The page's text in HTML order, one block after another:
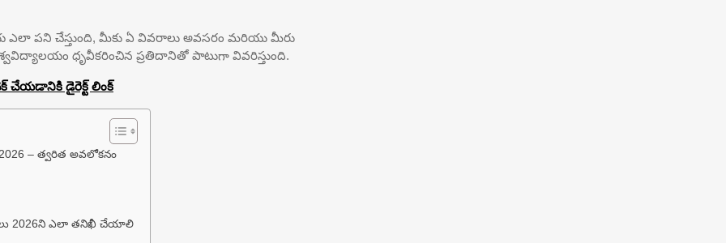
పని చేస్తుంది, మీకు ఏ వివరాలు అవసరం మరియు మీరు
ధృవీకరించిన ప్రతిదానితో పాటుగా వివరిస్తుంది.
చేయడానికి డైరెక్ట్ లింక్
– త్వరిత అవలోకనం
2026ని ఎలా తనిఖీ చేయాలి